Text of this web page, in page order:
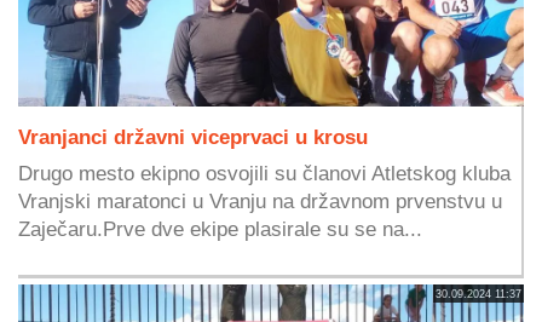
Vranjanci državni viceprvaci u krosu
Drugo mesto ekipno osvojili su članovi Atletskog kluba
Vranjski maratonci u Vranju na državnom prvenstvu u
Zaječaru.Prve dve ekipe plasirale su se na...
30.09.2024 11:37